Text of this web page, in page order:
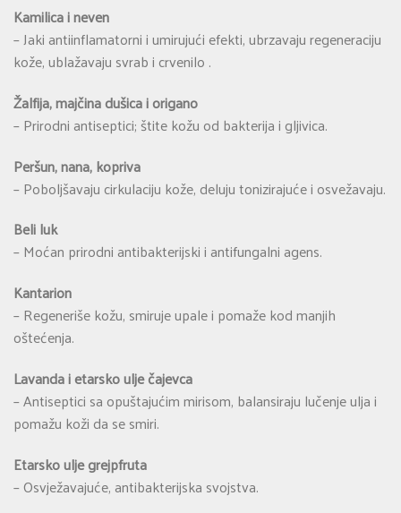
Kamilica i neven
– Jaki antiinflamatorni i umirujući efekti, ubrzavaju regeneraciju
kože, ublažavaju svrab i crvenilo .
Žalfija, majčina dušica i origano
– Prirodni antiseptici; štite kožu od bakterija i gljivica.
Peršun, nana, kopriva
– Poboljšavaju cirkulaciju kože, deluju tonizirajuće i osvežavaju.
Beli luk
– Moćan prirodni antibakterijski i antifungalni agens.
Kantarion
– Regeneriše kožu, smiruje upale i pomaže kod manjih
oštećenja.
Lavanda i etarsko ulje čajevca
– Antiseptici sa opuštajućim mirisom, balansiraju lučenje ulja i
pomažu koži da se smiri.
Etarsko ulje grejpfruta
– Osvježavajuće, antibakterijska svojstva.